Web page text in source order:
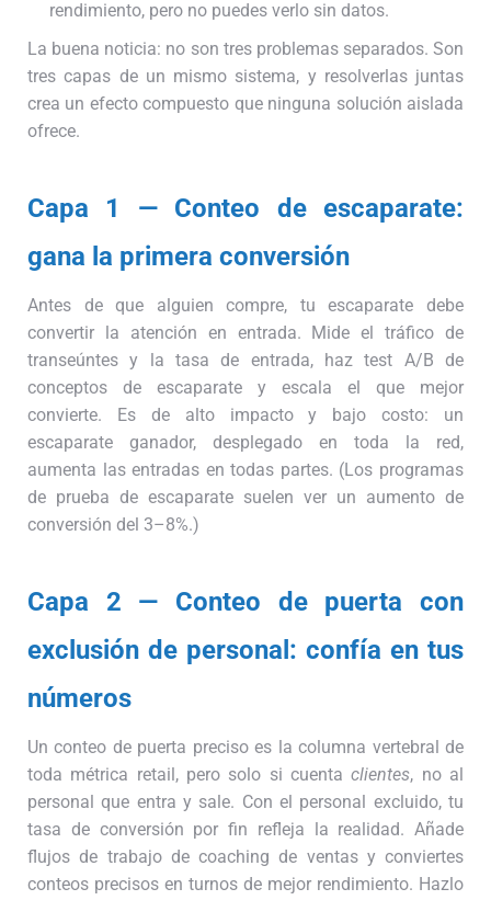
rendimiento, pero no puedes verlo sin datos.
La buena noticia: no son tres problemas separados. Son
tres capas de un mismo sistema, y resolverlas juntas
crea un efecto compuesto que ninguna solución aislada
ofrece.
Capa 1 — Conteo de escaparate:
gana la primera conversión
Antes de que alguien compre, tu escaparate debe
convertir la atención en entrada. Mide el tráfico de
transeúntes y la tasa de entrada, haz test A/B de
conceptos de escaparate y escala el que mejor
convierte. Es de alto impacto y bajo costo: un
escaparate ganador, desplegado en toda la red,
aumenta las entradas en todas partes. (Los programas
de prueba de escaparate suelen ver un aumento de
conversión del 3–8%.)
Capa 2 — Conteo de puerta con
exclusión de personal: confía en tus
números
Un conteo de puerta preciso es la columna vertebral de
toda métrica retail, pero solo si cuentaclientes, no al
personal que entra y sale. Con el personal excluido, tu
tasa de conversión por fin refleja la realidad. Añade
flujos de trabajo de coaching de ventas y conviertes
conteos precisos en turnos de mejor rendimiento. Hazlo